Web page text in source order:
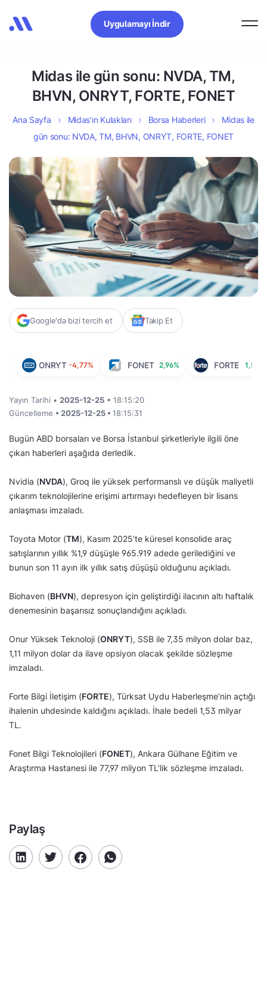
Uygulamayı İndir
Midas ile gün sonu: NVDA, TM,
BHVN, ONRYT, FORTE, FONET
Ana Sayfa Midas’ın Kulakları Borsa Haberleri
Midas ile
gün sonu: NVDA, TM, BHVN, ONRYT, FORTE, FONET
Google'da bizi tercih et Takip Et
ONRYT -4,77% FONET 2,96% FORTE 1,51%
Yayın Tarihi • 2025-12-25 • 18:15:20
Güncelleme • 2025-12-25 • 18:15:31
Bugün ABD borsaları ve Borsa İstanbul şirketleriyle ilgili öne
çıkan haberleri aşağıda derledik.
Nvidia (NVDA), Groq ile yüksek performanslı ve düşük maliyetli
çıkarım teknolojilerine erişimi artırmayı hedefleyen bir lisans
anlaşması imzaladı.
Toyota Motor (TM), Kasım 2025’te küresel konsolide araç
satışlarının yıllık %1,9 düşüşle 965.919 adede gerilediğini ve
bunun son 11 ayın ilk yıllık satış düşüşü olduğunu açıkladı.
Biohaven (BHVN), depresyon için geliştirdiği ilacının altı haftalık
denemesinin başarısız sonuçlandığını açıkladı.
Onur Yüksek Teknoloji (ONRYT), SSB ile 7,35 milyon dolar baz,
1,11 milyon dolar da ilave opsiyon olacak şekilde sözleşme
imzaladı.
Forte Bilgi İletişim (FORTE), Türksat Uydu Haberleşme’nin açtığı
ihalenin uhdesinde kaldığını açıkladı. İhale bedeli 1,53 milyar
TL.
Fonet Bilgi Teknolojileri (FONET), Ankara Gülhane Eğitim ve
Araştırma Hastanesi ile 77,97 milyon TL’lik sözleşme imzaladı.
Paylaş